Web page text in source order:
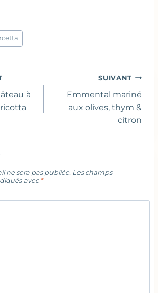
à
SUIVANT
Emmental mariné
aux olives, thym &
citron
ne sera pas publiée. Les champs
avec *